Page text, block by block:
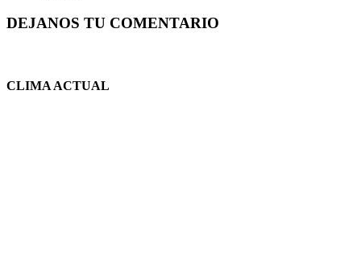
DEJANOS TU COMENTARIO
CLIMA ACTUAL